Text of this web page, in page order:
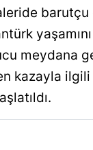
barutçu
meydana
kazayla